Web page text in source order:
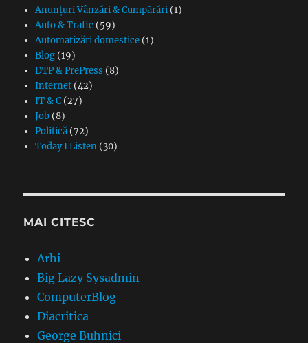
Anunțuri Vânzări & Cumpărări(1)
Auto & Trafic (59)
Automatizări domestice(1)
Blog(19)
DTP & PrePress (8)
Internet(42)
IT & C(27)
Job(8)
Politică(72)
Today I Listen(30)
MAI CITESC
Arhi
Big Lazy Sysadmin
ComputerBlog
Diacritica
George Buhnici